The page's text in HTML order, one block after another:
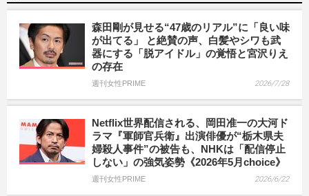
森田剛が見せる“47歳のリアル”に「良い味
が出てる」 と絶賛の声、白髪やシワも武
器にする「脱アイドル」の覚悟と宮沢りえ
の存在
週刊女性PRIME 2026/7/28
Netflix世界配信される、岡田准一の大河ド
ラマ『軍師官兵衛』出演俳優が“栃木県夫
婦殺人事件”の被告も、NHKは「配信停止
しない」の強気姿勢《2026年5月choice》
週刊女性PRIME 2026/6/22